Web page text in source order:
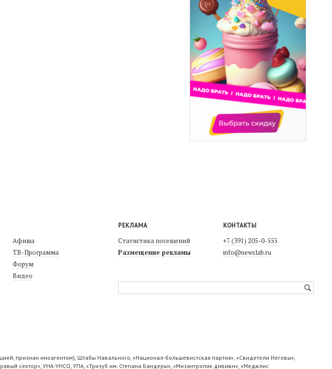
Афиша
ТВ-Программа
Форум
Видео
РЕКЛАМА
Статистика посещений
Размещение рекламы
КОНТАКТЫ
+7 (391) 205-0-555
info@newslab.ru
признан иноагентом), Штабы Навального, «Национал-большевистская партия», «Свидетели Иеговы»,
сектор», УНА-УНСО, УПА, «Тризуб им. Степана Бандеры», «Мизантропик дивижн», «Меджлис